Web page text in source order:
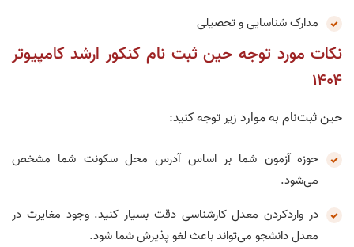
مدارک شناسایی و تحصیلی
نکات مورد توجه حین ثبت‌ نام کنکور ارشد کامپیوتر
۱۴۰۴
حین ثبت‌نام به موارد زیر توجه کنید:
حوزه آزمون شما بر اساس آدرس محل سکونت شما مشخص
می‌شود.
در واردکردن معدل کارشناسی دقت بسیار کنید. وجود مغایرت در
معدل دانشجو می‌تواند باعث لغو پذیرش شما شود.